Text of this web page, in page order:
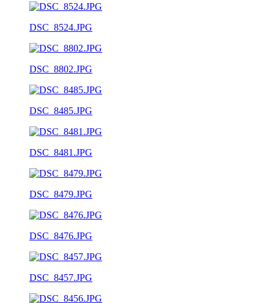
DSC_8524.JPG
DSC_8802.JPG
DSC_8485.JPG
DSC_8481.JPG
DSC_8479.JPG
DSC_8476.JPG
DSC_8457.JPG